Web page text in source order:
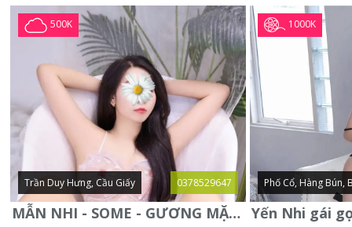
500K
Trần Duy Hưng, Cầu Giấy 0378529647
MẪN NHI - SOME - GƯƠNG MẶT XINH XẮN -CỰC CHIỀU KHÁCH
1000K
Phố Cổ, Hàng Bún,